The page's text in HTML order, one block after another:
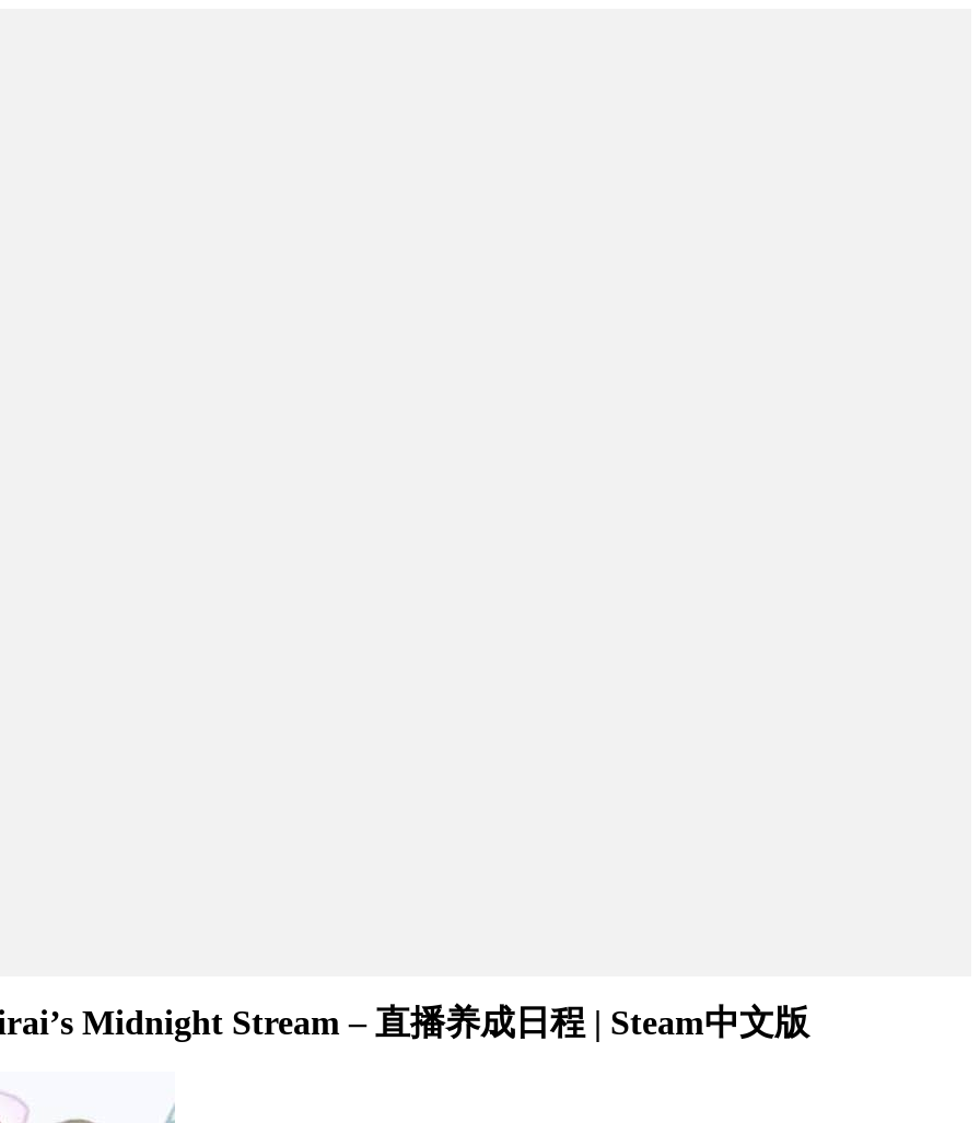
Midnight Stream – 直播养成日程 | Steam中文版